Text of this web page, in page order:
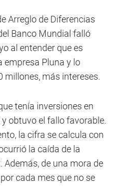
Arreglo de Diferencias
Banco Mundial falló
al entender que es
empresa Pluna y lo
millones, más intereses.
tenía inversiones en
obtuvo el fallo favorable.
la cifra se calcula con
la caída de la
Además, de una mora de
cada mes que no se